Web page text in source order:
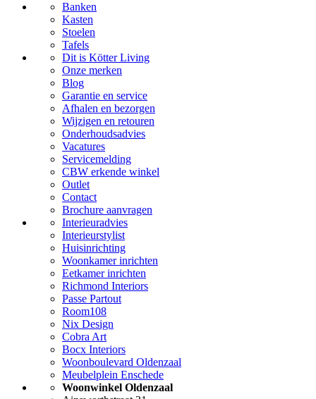
Banken
Kasten
Stoelen
Tafels
Dit is Kötter Living
Onze merken
Blog
Garantie en service
Afhalen en bezorgen
Wijzigen en retouren
Onderhoudsadvies
Vacatures
Servicemelding
CBW erkende winkel
Outlet
Contact
Brochure aanvragen
Interieuradvies
Interieurstylist
Huisinrichting
Woonkamer inrichten
Eetkamer inrichten
Richmond Interiors
Passe Partout
Room108
Nix Design
Cobra Art
Bocx Interiors
Woonboulevard Oldenzaal
Meubelplein Enschede
Woonwinkel Oldenzaal